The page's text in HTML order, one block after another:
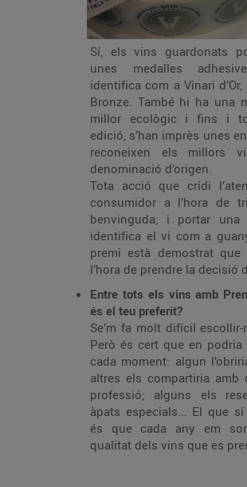
Sí, els vins guardonats
unes medalles
identifica com a Vinari
Bronze. També hi ha una
millor ecològic i fins i
edició, s’han imprès unes
reconeixen els millors
denominació d’origen.
Tota acció que cridi
consumidor a l’hora de
benvinguda; i portar una
identifica el vi com a
premi està demostrat
l’hora de prendre la decisió
Entre tots els vins amb
és el teu preferit?
Se’m fa molt difícil
Però és cert que en
cada moment: algun
altres els compartiria amb
professió; alguns els
àpats especials... El que
és que cada any em
qualitat dels vins que es